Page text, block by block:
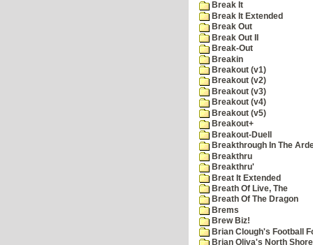
Break It
Break It Extended
Break Out
Break Out II
Break-Out
Breakin
Breakout (v1)
Breakout (v2)
Breakout (v3)
Breakout (v4)
Breakout (v5)
Breakout+
Breakout-Duell
Breakthrough In The
Breakthru
Breakthru'
Breat It Extended
Breath Of Live, The
Breath Of The Dragon
Brems
Brew Biz!
Brian Clough's Football
Brian Oliva's North